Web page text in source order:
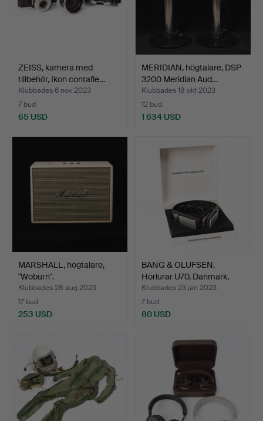
ZEISS, kamera med
tillbehör, Ikon contafle…
Klubbades 6 nov 2023
7 bud
65 USD
MERIDIAN, högtalare, DSP
3200 Meridian Aud…
Klubbades 18 okt 2023
12 bud
1 634 USD
MARSHALL, högtalare,
"Woburn".
Klubbades 28 aug 2023
17 bud
253 USD
BANG & OLUFSEN.
Hörlurar U70, Danmark,
197…
Klubbades 23 jan 2023
7 bud
80 USD